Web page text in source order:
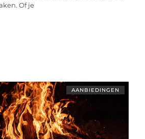
Of je
AANBIEDINGEN